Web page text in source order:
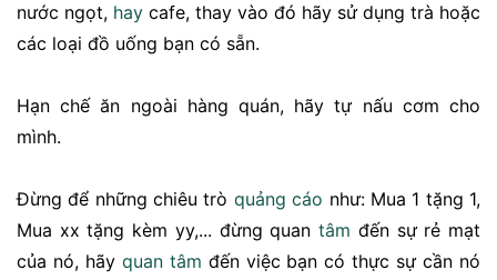
nước ngọt, hay cafe, thay vào đó hãy sử dụng trà hoặc
các loại đồ uống bạn có sẵn.
Hạn chế ăn ngoài hàng quán, hãy tự nấu cơm cho
mình.
Đừng để những chiêu trò quảng cáo như: Mua 1 tặng 1,
Mua xx tặng kèm yy,... đừng quantâm đến sự rẻ mạt
của nó, hãy quan tâm đến việc bạn có thực sự cần nó